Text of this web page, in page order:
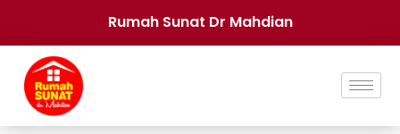
Rumah Sunat Dr Mahdian